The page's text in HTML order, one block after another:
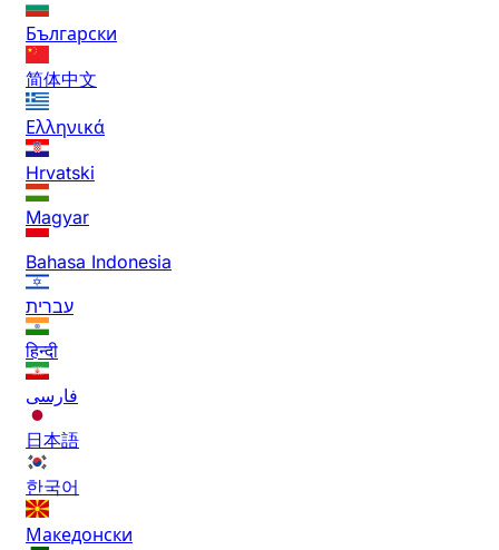
Български
简体中文
Ελληνικά
Hrvatski
Magyar
Bahasa Indonesia
עברית
हिन्दी
فارسی
日本語
한국어
Македонски